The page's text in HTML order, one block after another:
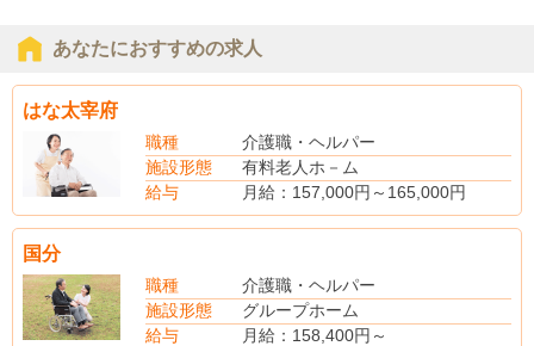
あなたにおすすめの求人
はな太宰府
職種
介護職・ヘルパー
施設形態
有料老人ホ－ム
給与
月給：157,000円～165,000円
（手当内訳）
介護福祉士手当：5,000円
夜勤手当：6,500円／回
研修期間：4,000円／回
国分
職種
介護職・ヘルパー
施設形態
グループホーム
給与
月給：158,400円～